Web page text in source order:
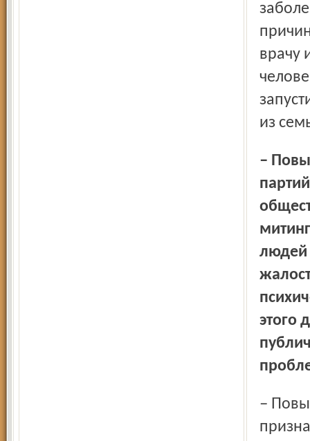
врачу
из
– Повышенная активность общественных движений,
людей
этого
– Повышенная активность общественных движений –